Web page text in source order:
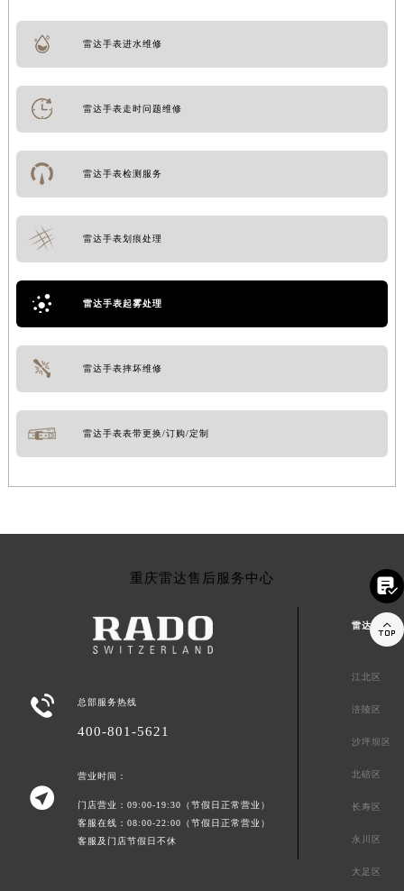
雷达手表进水维修
雷达手表走时问题维修
雷达手表检测服务
雷达手表划痕处理
雷达手表起雾处理
雷达手表摔坏维修
雷达手表表带更换/订购/定制
重庆雷达售后服务中心
 总部服务热线
400-801-5621

营业时间：
门店营业：09:00-19:30（节假日正常营业）
客服在线：08:00-22:00（节假日正常营业）
客服及门店节假日不休
雷达重庆市
江北区
涪陵区
沙坪坝区
北碚区
长寿区
永川区
大足区

